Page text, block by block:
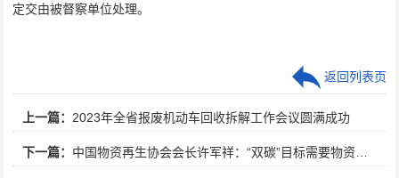
定交由被督察单位处理。
上一篇： 2023年全省报废机动车回收拆解工作会议圆满成功
下一篇： 中国物资再生协会会长许军祥：“双碳”目标需要物资再生行业持续发力
返回列表页